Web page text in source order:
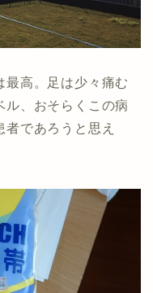
最高。足は少々痛む
ル、おそらくこの病
であろうと思え